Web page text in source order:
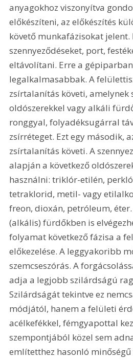
anyagokhoz viszonyítva
előkészíteni, az előkészítés
követő munkafázisokat jelent.
szennyeződéseket, port,
eltávolítani. Erre a
legalkalmasabbak. A
zsírtalanítás követi, amelynek
oldószerekkel vagy alkáli
ronggyal, folyadéksugárral
zsírréteget. Ezt egy második,
zsírtalanítás követi. A
alapján a következő
használni: triklór-etilén,
tetraklorid, metil- vagy
freon, dioxán, petróleum,
(alkális) fürdőkben is
folyamat következő fázisa a
előkezelése. A leggyakoribb
szemcseszórás. A
adja a legjobb szilárdságú
Szilárdságát tekintve ez
módjától, hanem a felületi
acélkefékkel, fémgyapottal
szempontjából közel sem
említetthez hasonló